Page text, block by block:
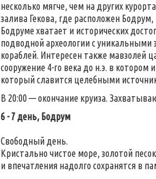
несколько мягче, чем на других
залива Гекова, где расположен
Бодруме хватает и исторических
подводной археологии с
кораблей. Интересен также
сооружение 4-го века до н.э. в
который славится целебными
В 20:00 — окончание круиза.
6 - 7 день, Бодрум
Свободный день.
Кристально чистое море, золотой
и впечатления надолго сохранятся в